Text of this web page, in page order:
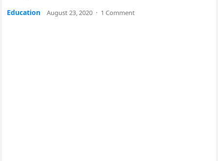
Education August 23, 2020 · 1 Comment